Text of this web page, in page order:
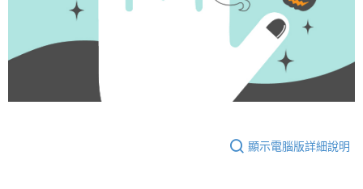
顯示電腦版詳細說明